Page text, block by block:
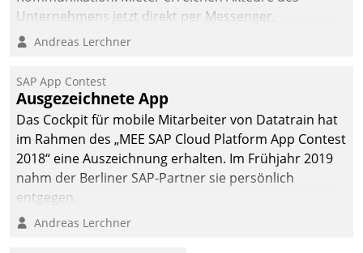
Unternehmens jetzt direkt per Messenger,
Mitarbeiter oder Dienstleister empfangen oder
Andreas Lerchner
SAP App Contest
Ausgezeichnete App
Das Cockpit für mobile Mitarbeiter von Datatrain hat
im Rahmen des „MEE SAP Cloud Platform App Contest
2018“ eine Auszeichnung erhalten. Im Frühjahr 2019
nahm der Berliner SAP-Partner sie persönlich
entgegen.
Andreas Lerchner